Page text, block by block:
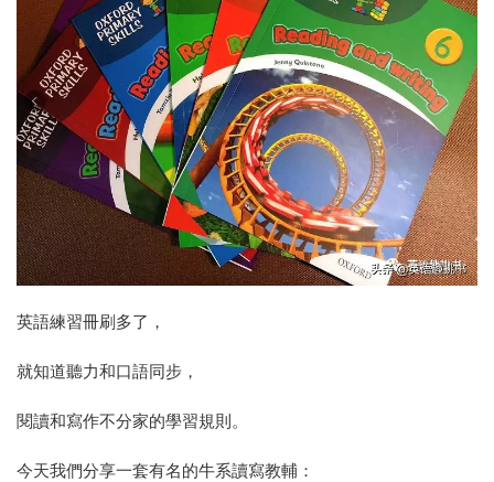
英語練習冊刷多了，
就知道聽力和口語同步，
閱讀和寫作不分家的學習規則。
今天我們分享一套有名的牛系讀寫教輔：